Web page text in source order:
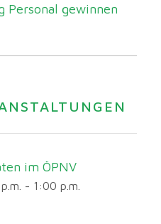
Personal gewinnen
im ÖPNV
- 1:00 p.m.